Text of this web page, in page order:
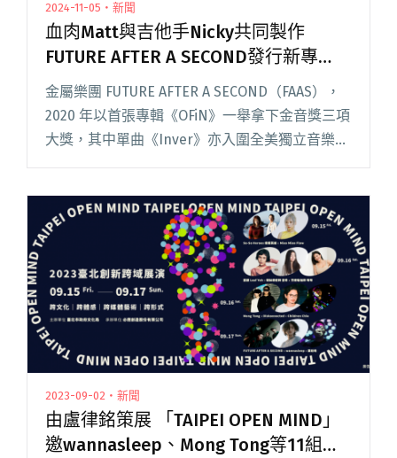
2024-11-05・新聞
血肉Matt與吉他手Nicky共同製作
FUTURE AFTER A SECOND發行新專
《異骨 Xenobones_》
金屬樂團 FUTURE AFTER A SECOND（FAAS），
2020 年以首張專輯《OFiN》一舉拿下金音獎三項
大獎，其中單曲《Inver》亦入圍全美獨立音樂獎
多項獎項。聽眾引頸期盼四年，他們終於在 10 月
吉他手Nicky共同製作 FUTURE AFTER A SECOND
發行新專《異骨 Xenobones_》"
2023-09-02・新聞
由盧律銘策展 「TAIPEI OPEN MIND」
邀wannasleep、Mong Tong等11組音